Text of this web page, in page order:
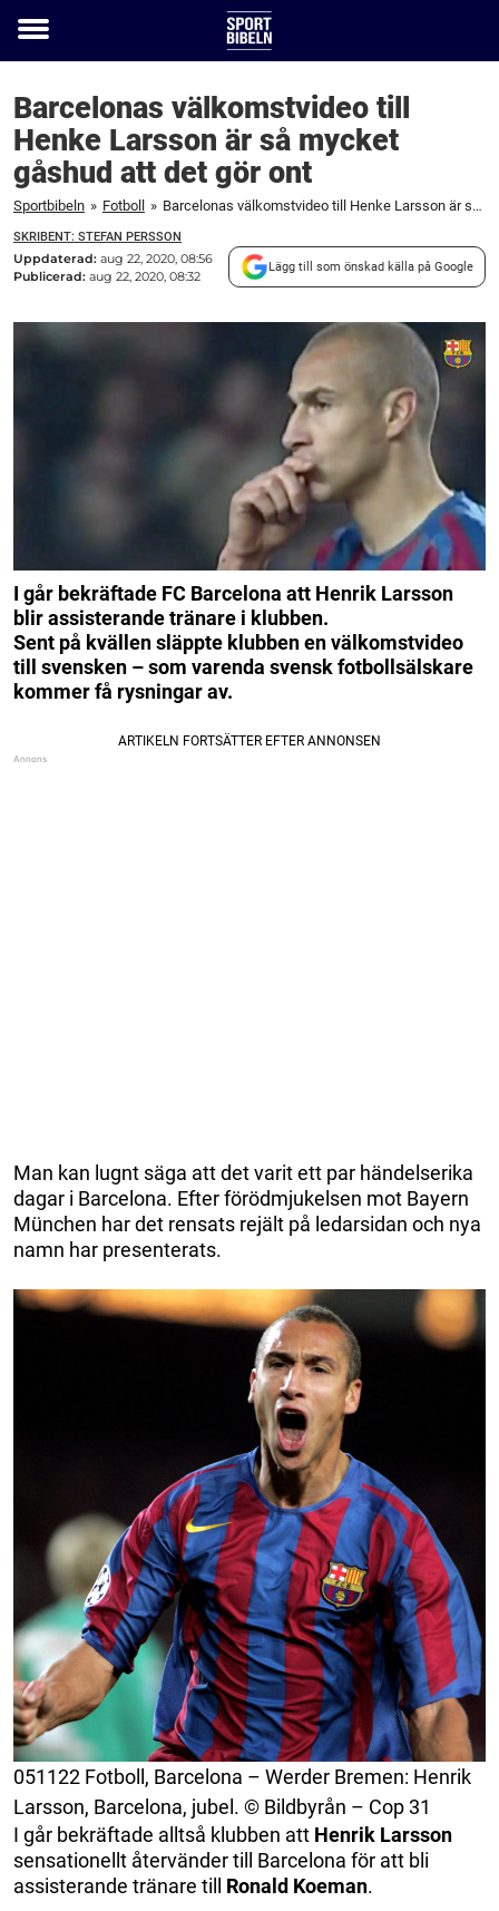
Toggle
Barcelonas välkomstvideo till
Henke Larsson är så mycket
gåshud att det gör ont
Sportbibeln » Fotboll » Barcelonas välkomstvideo till Henke Larsson är så mycket gåshud att det gör ont
SKRIBENT: STEFAN PERSSON
Uppdaterad: aug 22, 2020, 08:56
Publicerad: aug 22, 2020, 08:32
Lägg till som önskad källa på Google
I går bekräftade FC Barcelona att Henrik Larsson
blir assisterande tränare i klubben.
Sent på kvällen släppte klubben en välkomstvideo
till svensken – som varenda svensk fotbollsälskare
kommer få rysningar av.
Man kan lugnt säga att det varit ett par händelserika
dagar i Barcelona. Efter förödmjukelsen mot Bayern
München har det rensats rejält på ledarsidan och nya
namn har presenterats.
051122 Fotboll, Barcelona – Werder Bremen: Henrik
Larsson, Barcelona, jubel. © Bildbyrån – Cop 31
I går bekräftade alltså klubben att Henrik Larsson
sensationellt återvänder till Barcelona för att bli
assisterande tränare till Ronald Koeman.